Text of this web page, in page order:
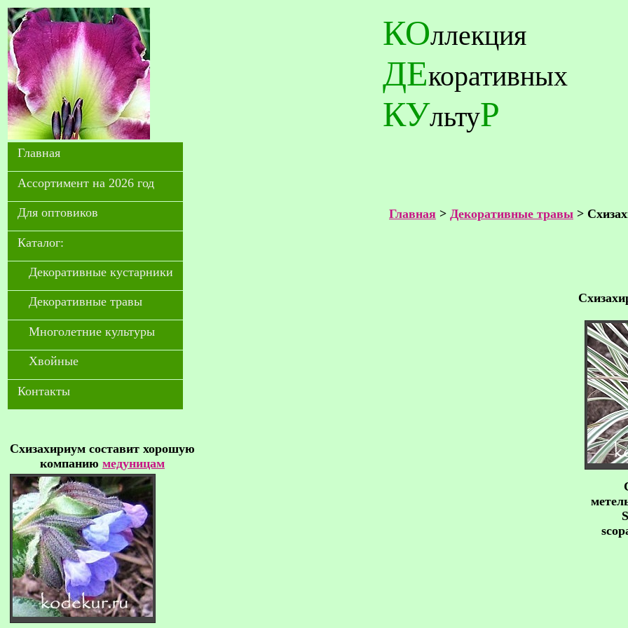
КОллекция
ДЕкоративных
КУльтуР
Главная
Ассортимент на 2026 год
Для оптовиков
Каталог:
Декоративные кустарники
Декоративные травы
Многолетние культуры
Хвойные
Контакты
Схизахириум составит хорошую
компанию медуницам
Главная > Декоративные травы >